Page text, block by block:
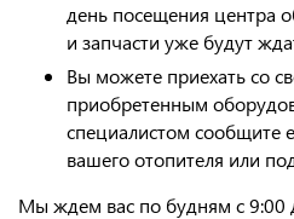
день посещения центра
и запчасти уже будут
Вы можете приехать со
приобретенным
специалистом сообщите
вашего отопителя или
Мы ждем вас по будням с